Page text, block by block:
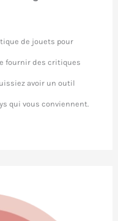
de jouets pour
fournir des critiques
avoir un outil
qui vous conviennent.